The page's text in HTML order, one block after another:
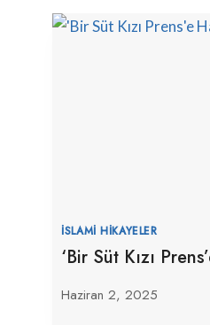
İSLAMI HIKAYELER
‘Bir Süt Kızı
Haziran 2, 2025